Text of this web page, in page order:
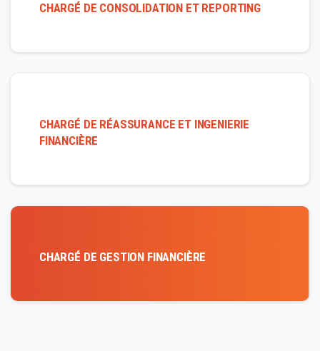
CHARGÉ DE CONSOLIDATION ET REPORTING
CHARGÉ DE RÉASSURANCE ET INGENIERIE
FINANCIÈRE
CHARGÉ DE GESTION FINANCIÈRE